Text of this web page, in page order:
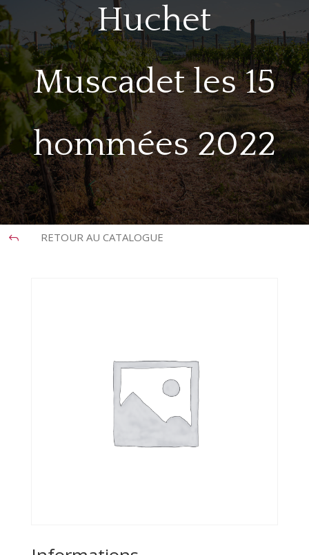
Huchet
Muscadet les 15
hommées 2022
J RETOUR AU CATALOGUE